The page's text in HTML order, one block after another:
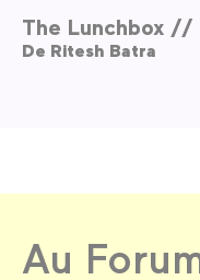
The Lunchbox //
De Ritesh Batra
Au